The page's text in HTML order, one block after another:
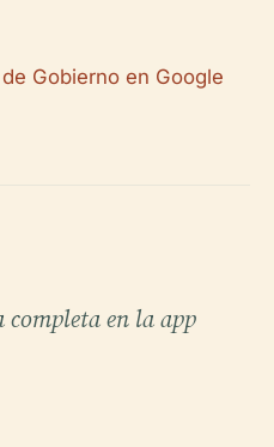
Gobierno en Google
en la app